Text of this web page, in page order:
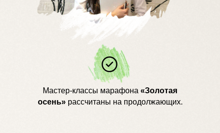
Мастер-классы марафона «Золотая
осень»рассчитаны на продолжающих.